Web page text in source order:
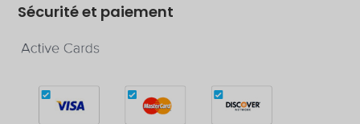
Sécurité et paiement